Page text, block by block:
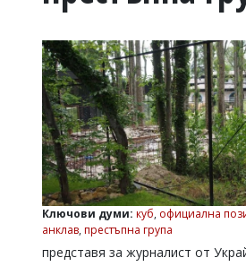
УКРАЙНА
РАЗСЛЕДВАНЕ
БИЗНЕС
Управители:
Веселин
Василев,
v.vasilev@flagman.bg
Касабова,
Ключови думи: куб, официална
анклав, престъпна група
представя за журналист от